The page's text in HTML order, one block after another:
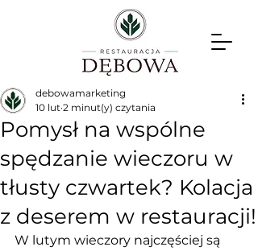
Pomysł na wspólne
spędzanie wieczoru w
tłusty czwartek? Kolacja
z deserem w restauracji!
debowamarketing
10 lut 2 minut(y) czytania
W lutym wieczory najczęściej są